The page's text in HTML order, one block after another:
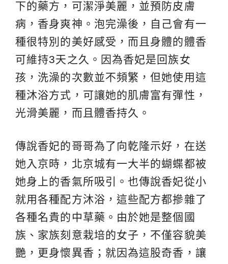
下的藥方，可潔淨美麗，並預防皮膚
病，香身爽神。泡完澡後，自己會有一
種很特別的美好感受，而且身體的體香
可維持3天之久。因為香妃是回族女
孩，洗澡的次數並不頻繁，但她使用這
種沐浴方式，可讓她的肌膚富有彈性，
光滑美麗，而且體香持久。
傳說香妃的哥哥為了向亁隆示好，在送
她入京時，北京城有一大半的蝴蝶都被
她身上的香氣所吸引。也傳說香妃從小
就用各種配方沐浴，這些配方都摻雜了
各種名貴的中草藥。由於她是整個國
族、家族刻意栽培的女子，不僅容貌美
艷，更身懷異香；就因為這股奇香，讓